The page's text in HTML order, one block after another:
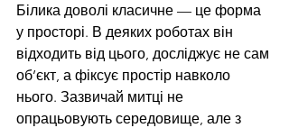
Білика доволі класичне — це форма
у просторі. В деяких роботах він
відходить від цього, досліджує не сам
об’єкт, а фіксує простір навколо
нього. Зазвичай митці не
опрацьовують середовище, але з